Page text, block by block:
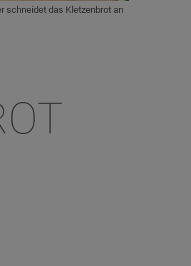
schneidet das Kletzenbrot an